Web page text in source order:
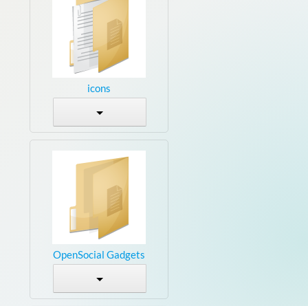
icons
OpenSocial Gadgets